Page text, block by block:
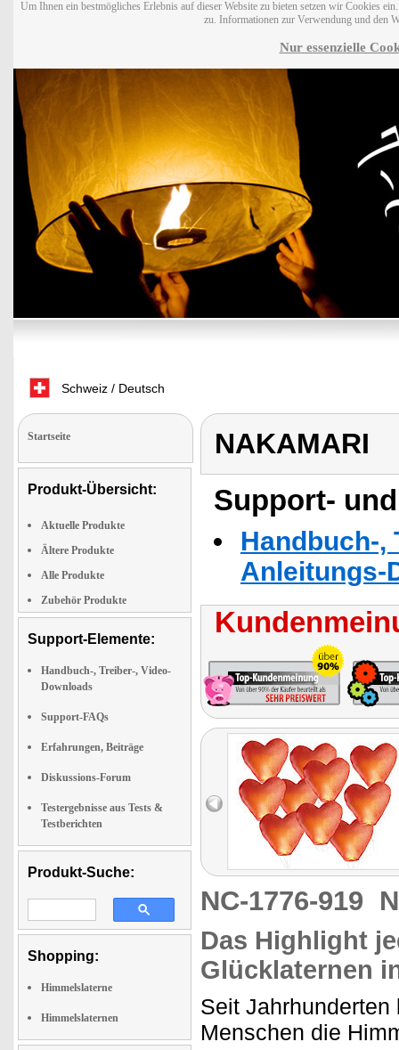
Um Ihnen ein bestmögliches Erlebnis auf dieser Website zu bieten setzen wir Cookies
zu. Informationen zur Verwendung und den
Nur essenzielle
Schweiz / Deutsch
Startseite
Produkt-Übersicht:
Aktuelle Produkte
Ältere Produkte
Alle Produkte
Zubehör Produkte
Support-Elemente:
Handbuch-, Treiber-, Video-
Downloads
Support-FAQs
Erfahrungen, Beiträge
Diskussions-Forum
Testergebnisse aus Tests &
Testberichten
Produkt-Suche:
Shopping:
Himmelslaterne
Himmelslaternen
NAKAMARI
Support-
Handbuch-,
Anleitungs-
NC-1776-919
Das Highlight
Glücklaternen
Seit
Menschen die